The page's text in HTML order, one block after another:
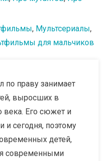
, Мультсериалы,
для мальчиков
по праву занимает
выросших в
века. Его сюжет и
и сегодня, поэтому
детей,
современными